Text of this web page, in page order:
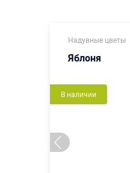
Надувные цветы
Яблоня
В наличии